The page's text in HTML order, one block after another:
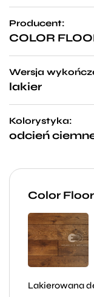
Producent:
COLOR
Wersja
lakier
Kolorystyka:
odcień
Color
Lakierowana